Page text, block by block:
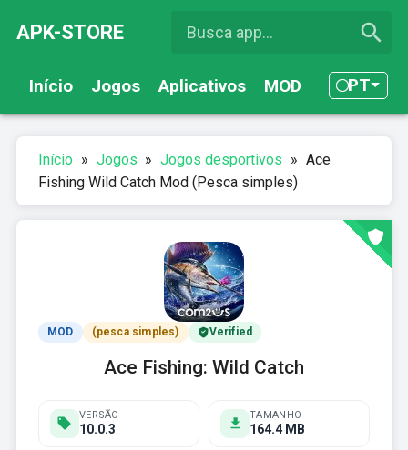
APK-STORE
Início Jogos Aplicativos MOD PT
Início » Jogos » Jogos desportivos » Ace
Fishing Wild Catch Mod (Pesca simples)
MOD (pesca simples) Verified
Ace Fishing: Wild Catch
VERSÃO
10.0.3
TAMANHO
164.4 MB